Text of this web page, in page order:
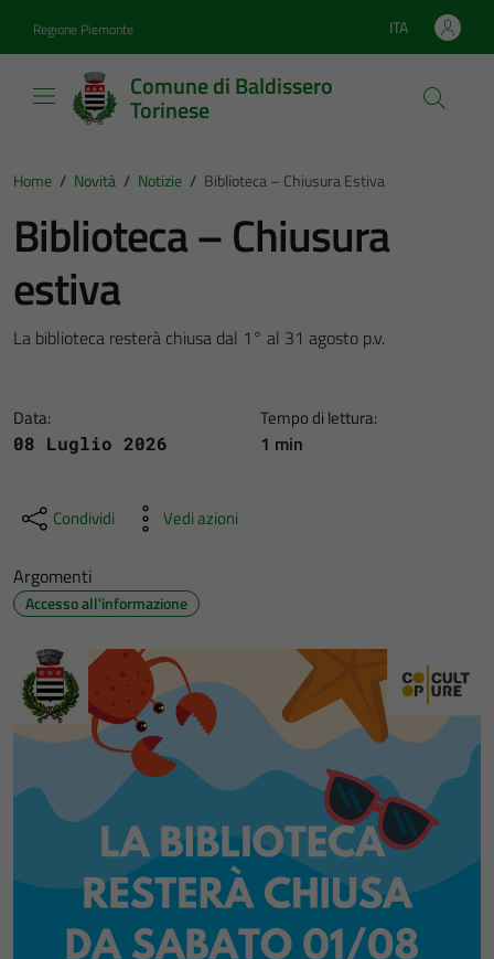
Regione Piemonte Lingua attiva:
ITA
Comune di Baldissero
Torinese
Home / Novità / Notizie / Biblioteca – Chiusura Estiva
Biblioteca – Chiusura
estiva
La biblioteca resterà chiusa dal 1° al 31 agosto p.v.
Data:
08 Luglio 2026
Tempo di lettura:
1 min
Condividi Vedi azioni
Argomenti
Accesso all'informazione